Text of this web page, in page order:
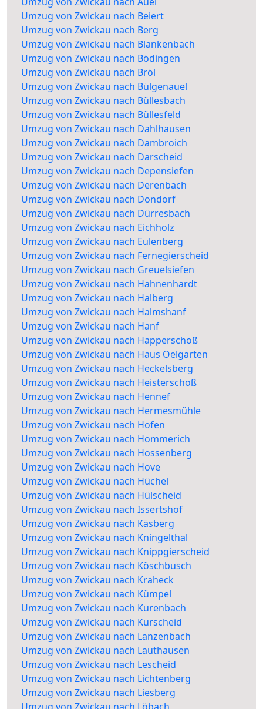
Umzug von Zwickau nach Beiert
Umzug von Zwickau nach Berg
Umzug von Zwickau nach Blankenbach
Umzug von Zwickau nach Bödingen
Umzug von Zwickau nach Bröl
Umzug von Zwickau nach Bülgenauel
Umzug von Zwickau nach Büllesbach
Umzug von Zwickau nach Büllesfeld
Umzug von Zwickau nach Dahlhausen
Umzug von Zwickau nach Dambroich
Umzug von Zwickau nach Darscheid
Umzug von Zwickau nach Depensiefen
Umzug von Zwickau nach Derenbach
Umzug von Zwickau nach Dondorf
Umzug von Zwickau nach Dürresbach
Umzug von Zwickau nach Eichholz
Umzug von Zwickau nach Eulenberg
Umzug von Zwickau nach Fernegierscheid
Umzug von Zwickau nach Greuelsiefen
Umzug von Zwickau nach Hahnenhardt
Umzug von Zwickau nach Halberg
Umzug von Zwickau nach Halmshanf
Umzug von Zwickau nach Hanf
Umzug von Zwickau nach Happerschoß
Umzug von Zwickau nach Haus Oelgarten
Umzug von Zwickau nach Heckelsberg
Umzug von Zwickau nach Heisterschoß
Umzug von Zwickau nach Hennef
Umzug von Zwickau nach Hermesmühle
Umzug von Zwickau nach Hofen
Umzug von Zwickau nach Hommerich
Umzug von Zwickau nach Hossenberg
Umzug von Zwickau nach Hove
Umzug von Zwickau nach Hüchel
Umzug von Zwickau nach Hülscheid
Umzug von Zwickau nach Issertshof
Umzug von Zwickau nach Käsberg
Umzug von Zwickau nach Kningelthal
Umzug von Zwickau nach Knippgierscheid
Umzug von Zwickau nach Köschbusch
Umzug von Zwickau nach Kraheck
Umzug von Zwickau nach Kümpel
Umzug von Zwickau nach Kurenbach
Umzug von Zwickau nach Kurscheid
Umzug von Zwickau nach Lanzenbach
Umzug von Zwickau nach Lauthausen
Umzug von Zwickau nach Lescheid
Umzug von Zwickau nach Lichtenberg
Umzug von Zwickau nach Liesberg